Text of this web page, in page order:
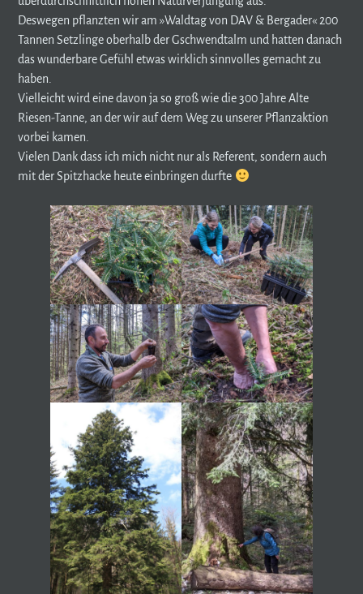
Deswegen pflanzten wir am »Waldtag von DAV & Bergader« 200
Tannen Setzlinge oberhalb der Gschwendtalm und hatten danach
das wunderbare Gefühl etwas wirklich sinnvolles gemacht zu
haben.
Vielleicht wird eine davon ja so groß wie die 300 Jahre Alte
Riesen-Tanne, an der wir auf dem Weg zu unserer Pflanzaktion
vorbei kamen.
Vielen Dank dass ich mich nicht nur als Referent, sondern auch
mit der Spitzhacke heute einbringen durfte